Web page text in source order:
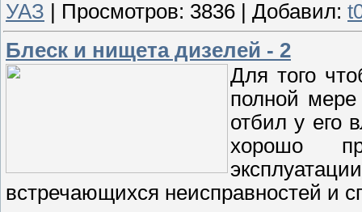
УАЗ Просмотров: 3836 Добавил:
Блеск и нищета дизелей - 2
Для того
полной
отбил у его
хорошо
встречающихся неисправностей и